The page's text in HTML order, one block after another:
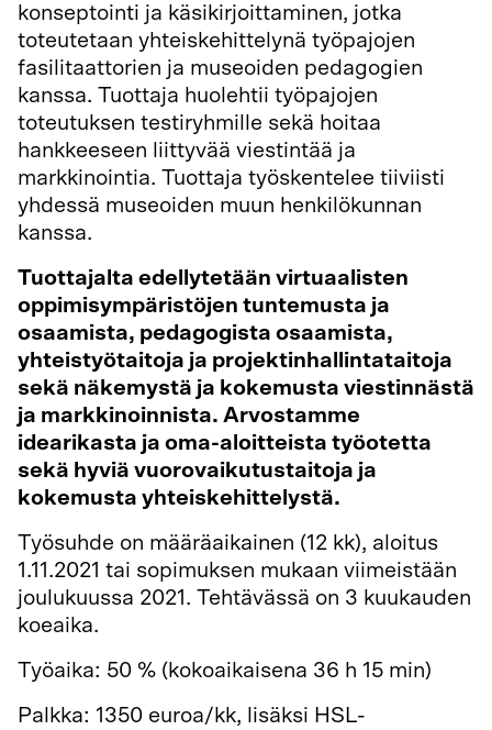
konseptointi ja käsikirjoittaminen, jotka
toteutetaan yhteiskehittelynä työpajojen
fasilitaattorien ja museoiden pedagogien
kanssa. Tuottaja huolehtii työpajojen
toteutuksen testiryhmille sekä hoitaa
hankkeeseen liittyvää viestintää ja
markkinointia. Tuottaja työskentelee tiiviisti
yhdessä museoiden muun henkilökunnan
kanssa.
Tuottajalta edellytetään virtuaalisten
oppimisympäristöjen tuntemusta ja
osaamista, pedagogista osaamista,
yhteistyötaitoja ja projektinhallintataitoja
sekä näkemystä ja kokemusta viestinnästä
ja markkinoinnista. Arvostamme
idearikasta ja oma-aloitteista työotetta
sekä hyviä vuorovaikutustaitoja ja
kokemusta yhteiskehittelystä.
Työsuhde on määräaikainen (12 kk), aloitus
1.11.2021 tai sopimuksen mukaan viimeistään
joulukuussa 2021. Tehtävässä on 3 kuukauden
koeaika.
Työaika: 50 % (kokoaikaisena 36 h 15 min)
Palkka: 1350 euroa/kk, lisäksi HSL-